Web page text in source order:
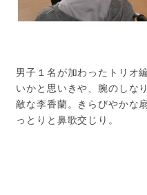
男子１名が加わったトリオ
いかと思いきや、腕のしな
敵な李香蘭。きらびやかな
っとりと鼻歌交じり。